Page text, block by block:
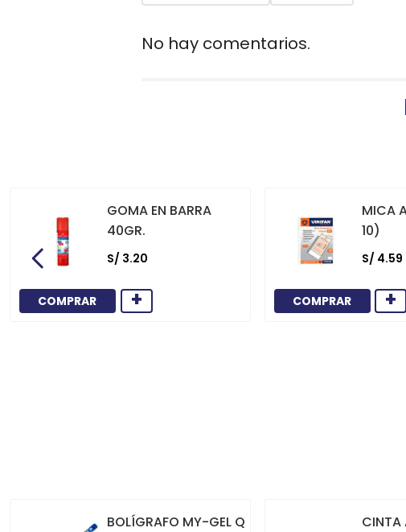
No hay comentarios.
GOMA EN BARRA
40GR.
S/ 3.20
COMPRAR +
MICA
10)
S/ 4.59
COMPRAR +
BOLÍGRAFO MY-GEL Q
CINTA